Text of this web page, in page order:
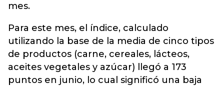
mes.
Para este mes, el índice, calculado
utilizando la base de la media de cinco tipos
de productos (carne, cereales, lácteos,
aceites vegetales y azúcar) llegó a 173
puntos en junio, lo cual significó una baja